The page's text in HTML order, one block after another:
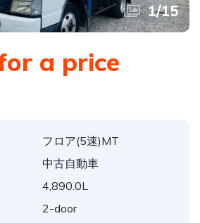
1/15
a price
フロア(5速)MT
中古自動車
4,890.0L
2-door